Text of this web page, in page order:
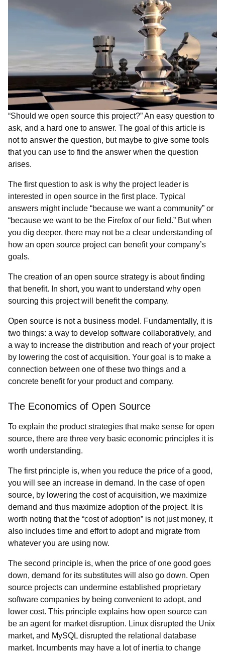
“Should we open source this project?” An easy question to
ask, and a hard one to answer. The goal of this article is
not to answer the question, but maybe to give some tools
that you can use to find the answer when the question
arises.
The first question to ask is why the project leader is
interested in open source in the first place. Typical
answers might include “because we want a community” or
“because we want to be the Firefox of our field.” But when
you dig deeper, there may not be a clear understanding of
how an open source project can benefit your company’s
goals.
The creation of an open source strategy is about finding
that benefit. In short, you want to understand why open
sourcing this project will benefit the company.
Open source is not a business model. Fundamentally, it is
two things: a way to develop software collaboratively, and
a way to increase the distribution and reach of your project
by lowering the cost of acquisition. Your goal is to make a
connection between one of these two things and a
concrete benefit for your product and company.
The Economics of Open Source
To explain the product strategies that make sense for open
source, there are three very basic economic principles it is
worth understanding.
The first principle is, when you reduce the price of a good,
you will see an increase in demand. In the case of open
source, by lowering the cost of acquisition, we maximize
demand and thus maximize adoption of the project. It is
worth noting that the “cost of adoption” is not just money, it
also includes time and effort to adopt and migrate from
whatever you are using now.
The second principle is, when the price of one good goes
down, demand for its substitutes will also go down. Open
source projects can undermine established proprietary
software companies by being convenient to adopt, and
lower cost. This principle explains how open source can
be an agent for market disruption. Linux disrupted the Unix
market, and MySQL disrupted the relational database
market. Incumbents may have a lot of inertia to change